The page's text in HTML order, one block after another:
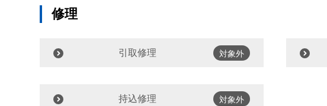
修理
引取修理 対象外
持込修理 対象外